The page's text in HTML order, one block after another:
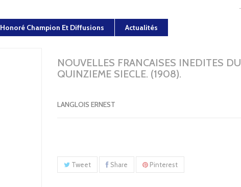
Honoré Champion Et Diffusions Actualités
NOUVELLES FRANCAISES INEDITES DU
QUINZIEME SIECLE. (1908).
LANGLOIS ERNEST
Tweet Share Pinterest